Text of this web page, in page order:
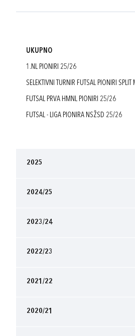
UKUPNO
1.NL PIONIRI 25/26
SELEKTIVNI TURNIR FUTSAL PIONIRI
FUTSAL PRVA HMNL PIONIRI 25/26
FUTSAL - LIGA PIONIRA NSŽSD 25/26
2025
2024/25
2023/24
2022/23
2021/22
2020/21